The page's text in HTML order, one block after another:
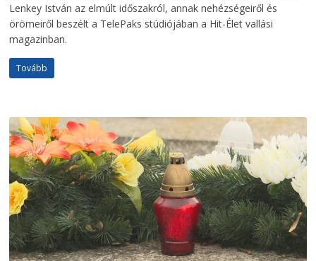
Lenkey István az elmúlt időszakról, annak nehézségeiről és
örömeiről beszélt a TelePaks stúdiójában a Hit-Élet vallási
magazinban.
Tovább